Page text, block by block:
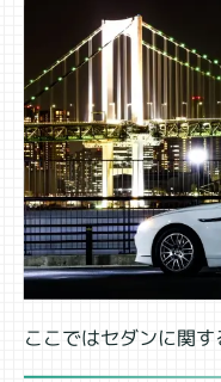
ここではセダンに関す